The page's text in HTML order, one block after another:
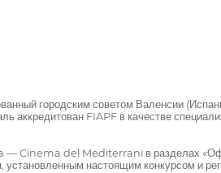
городским советом Валенсии
аккредитован FIAPF в качестве
Cinema del Mediterrani в разделах
установленным настоящим конкурсом и